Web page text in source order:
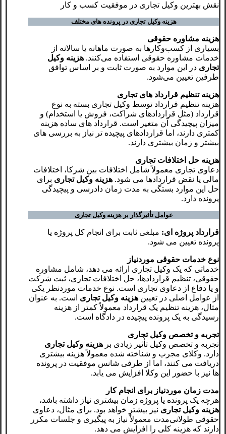
نقش بهترین وکیل تجاری در موفقیت کسب‌ و کار
هزینه وکیل تجاری در پرونده ‌های مختلف
هزینه مشاوره حقوقی
بسیاری از کسب‌وکارها به صورت ماهانه یا سالانه از
خدمات مشاوره حقوقی استفاده می‌کنند. هزینه وکیل
تجاری در این موارد به صورت ثابت و بر اساس توافق
طرفین تعیین می‌شود.
هزینه تنظیم قرارداد های تجاری
هزینه تنظیم قرارداد توسط وکیل تجاری بسته به نوع
قرارداد (مثل قراردادهای شراکت، فروش یا استخدام) و
میزان پیچیدگی آن متغیر است. قرارداد های ساده هزینه
کمتری دارند، اما قراردادهای پیچیده‌ تر نیاز به بررسی‌ های
بیشتر و زمان بیشتری دارند.
هزینه حل اختلافات تجاری
دعاوی تجاری معمولاً شامل اختلافات بین شرکا، اختلافات
مالی یا نقض قراردادها می‌ شود. هزینه وکیل تجاری برای
حل این موارد بستگی به مدت زمان دادرسی و پیچیدگی
پرونده دارد.
عوامل تأثیرگذار بر هزینه وکیل تجاری
قرارداد پروژه‌ ای: مبلغی ثابت برای انجام کل پروژه یا
پرونده تعیین می‌ شود.
نوع خدمات حقوقی موردنیاز
خدماتی که یک وکیل تجاری ارائه می‌ دهد، شامل مشاوره
حقوقی، تنظیم قراردادها، حل اختلافات تجاری، ثبت شرکت
و یا دفاع از دعاوی تجاری است. نوع خدمات موردنظر یکی
از عوامل اصلی در تعیین هزینه وکیل تجاری است. به عنوان
مثال، هزینه تنظیم یک قرارداد معمولاً کمتر از هزینه
رسیدگی به یک پرونده پیچیده در دادگاه است.
تجربه و تخصص وکیل تجاری
تجربه و تخصص وکیل تأثیر زیادی بر هزینه وکیل تجاری
دارد. وکلای مجرب و شناخته ‌شده معمولاً هزینه بیشتری
دریافت می‌ کنند، اما از طرفی شانس موفقیت در پرونده
‌ها نیز با حضور این وکلا افزایش می ‌یابد.
مدت زمان موردنیاز برای انجام کار
هرچه یک پرونده یا پروژه زمان بیشتری نیاز داشته باشد،
هزینه وکیل تجاری نیز بیشتر خواهد بود. برای مثال، دعاوی
حقوقی طولانی‌مدت معمولاً نیاز به پیگیری و جلسات مکرر
دارند که هزینه کلی را افزایش می‌ دهد.